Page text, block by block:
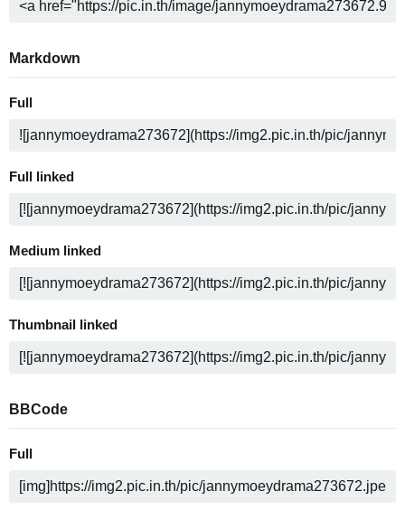
Markdown
Full
Full linked
Medium linked
Thumbnail linked
BBCode
Full